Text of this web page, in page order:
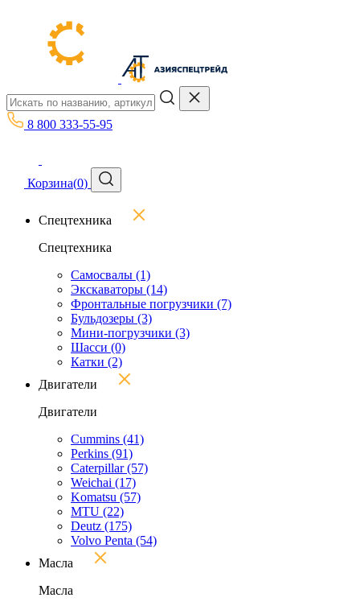
8 800 333-55-95
Корзина(0)
Спецтехника
Спецтехника
Самосвалы (1)
Экскаваторы (14)
Фронтальные погрузчики (7)
Бульдозеры (3)
Мини-погрузчики (3)
Шасси (0)
Катки (2)
Двигатели
Двигатели
Cummins (41)
Perkins (91)
Caterpillar(57)
Weichai (17)
Komatsu (57)
MTU (22)
Deutz (175)
Volvo Penta (54)
Масла
Масла